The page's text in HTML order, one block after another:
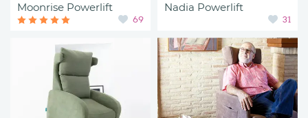
Moonrise Powerlift
69
Nadia Powerlift
31